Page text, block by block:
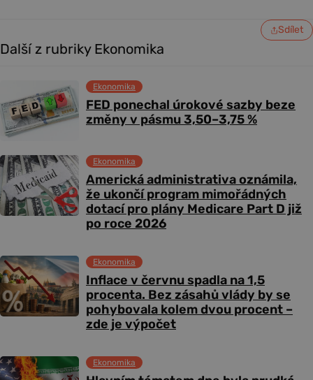
Sdílet
Další z rubriky Ekonomika
FED ponechal úrokové sazby beze
změny v pásmu 3,50–3,75 %
Ekonomika
Americká administrativa oznámila,
že ukončí program mimořádných
dotací pro plány Medicare Part D již
po roce 2026
Ekonomika
Inflace v červnu spadla na 1,5
procenta. Bez zásahů vlády by se
pohybovala kolem dvou procent –
zde je výpočet
Ekonomika
Ekonomika